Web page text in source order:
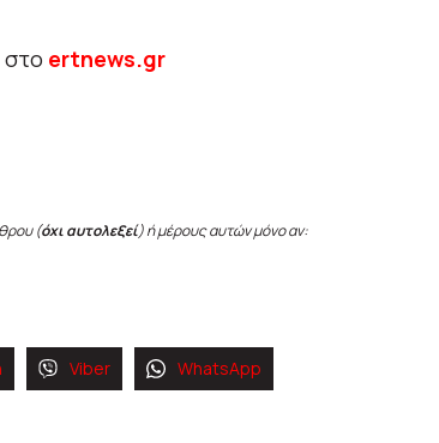
ertnews.gr
(όχι αυτολεξεί) ή μέρους αυτών μόνο αν:
Viber WhatsApp